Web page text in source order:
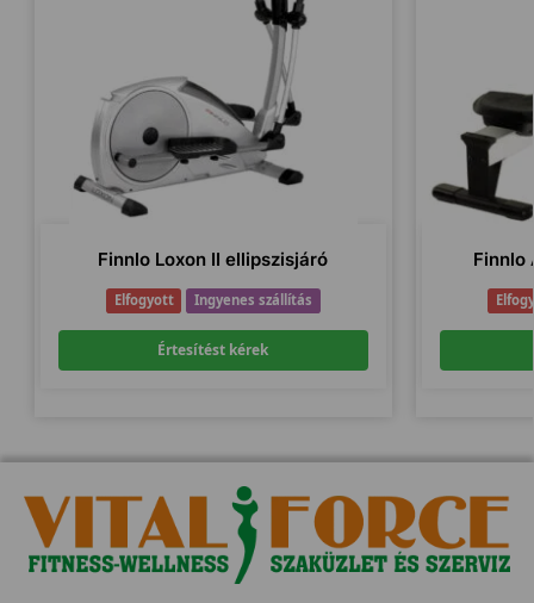
Finnlo Loxon II ellipszisjáró
Elfogyott Ingyenes szállítás
Értesítést kérek
Finnlo